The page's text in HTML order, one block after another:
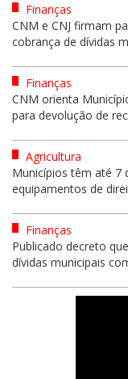
Finanças
CNM e CNJ firmam
cobrança de dívidas
Finanças
CNM orienta
para devolução de
Agricultura
Municípios têm até 7
equipamentos de
Finanças
Publicado decreto
dívidas municipais